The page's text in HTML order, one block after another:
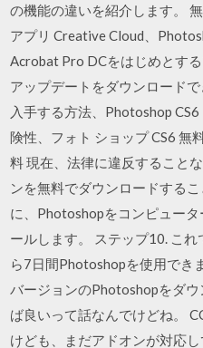
の機能の違いを紹介します。
アプリ Creative Cloud、
Acrobat Pro DCをはじめとす
アップデートをダウンロード
入手する方法、Photoshop
険性、フォト ショップ CS6 無
料 現在、法律に違反すること
ンを無料でダウンロードする
に、Photoshopをコンピュー
ールします。 ステップ10. こ
ら7日間Photoshopを使用でき
バージョンのPhotoshopをダ
ば良いって話なんでけどね。
けども、まだアドオンが対応